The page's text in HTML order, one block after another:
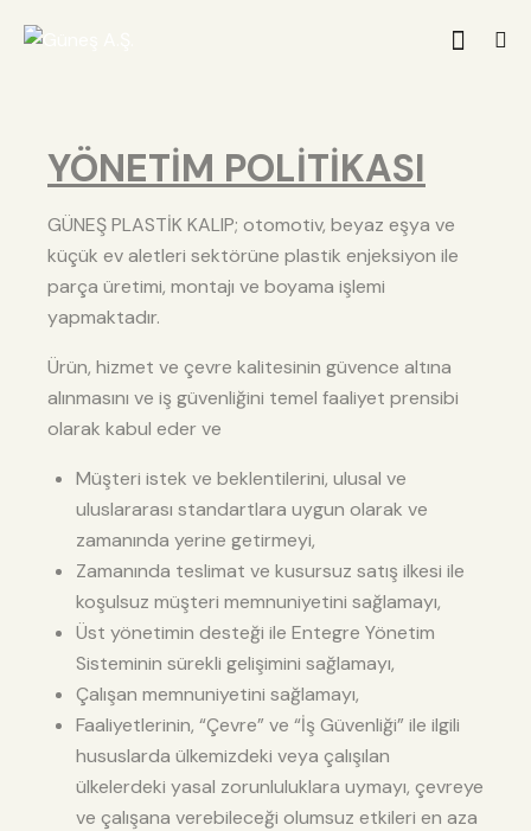
YÖNETİM POLİTİKASI
GÜNEŞ PLASTİK KALIP; otomotiv, beyaz eşya ve
küçük ev aletleri sektörüne plastik enjeksiyon ile
parça üretimi, montajı ve boyama işlemi
yapmaktadır.
Ürün, hizmet ve çevre kalitesinin güvence altına
alınmasını ve iş güvenliğini temel faaliyet prensibi
olarak kabul eder ve
Müşteri istek ve beklentilerini, ulusal ve
uluslararası standartlara uygun olarak ve
zamanında yerine getirmeyi,
Zamanında teslimat ve kusursuz satış ilkesi ile
koşulsuz müşteri memnuniyetini sağlamayı,
Üst yönetimin desteği ile Entegre Yönetim
Sisteminin sürekli gelişimini sağlamayı,
Çalışan memnuniyetini sağlamayı,
Faaliyetlerinin, “Çevre” ve “İş Güvenliği” ile ilgili
hususlarda ülkemizdeki veya çalışılan
ülkelerdeki yasal zorunluluklara uymayı, çevreye
ve çalışana verebileceği olumsuz etkileri en aza